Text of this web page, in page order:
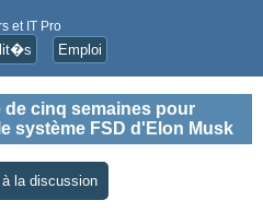
et IT Pro
Emploi
de cinq semaines pour
système FSD d'Elon Musk
à la discussion